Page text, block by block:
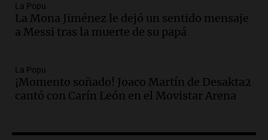
Audio.El abuelo de Agostina Vega, tras
las nuevas detenciones: "En esa casa
Episodios
Audio. Una nutricionista derribó el mito
del desayuno ideal: qué alimentos
La Popu
La Mona Jiménez le dejó un sentido mensaje
a Messi tras la muerte de su papá
La Popu
¡Momento soñado! Joaco Martín de Desakta2
cantó con Carín León en el Movistar Arena